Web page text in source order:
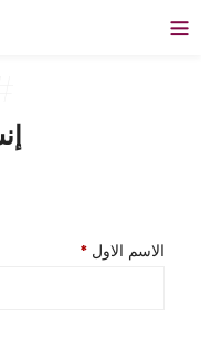
الاسم الاول *